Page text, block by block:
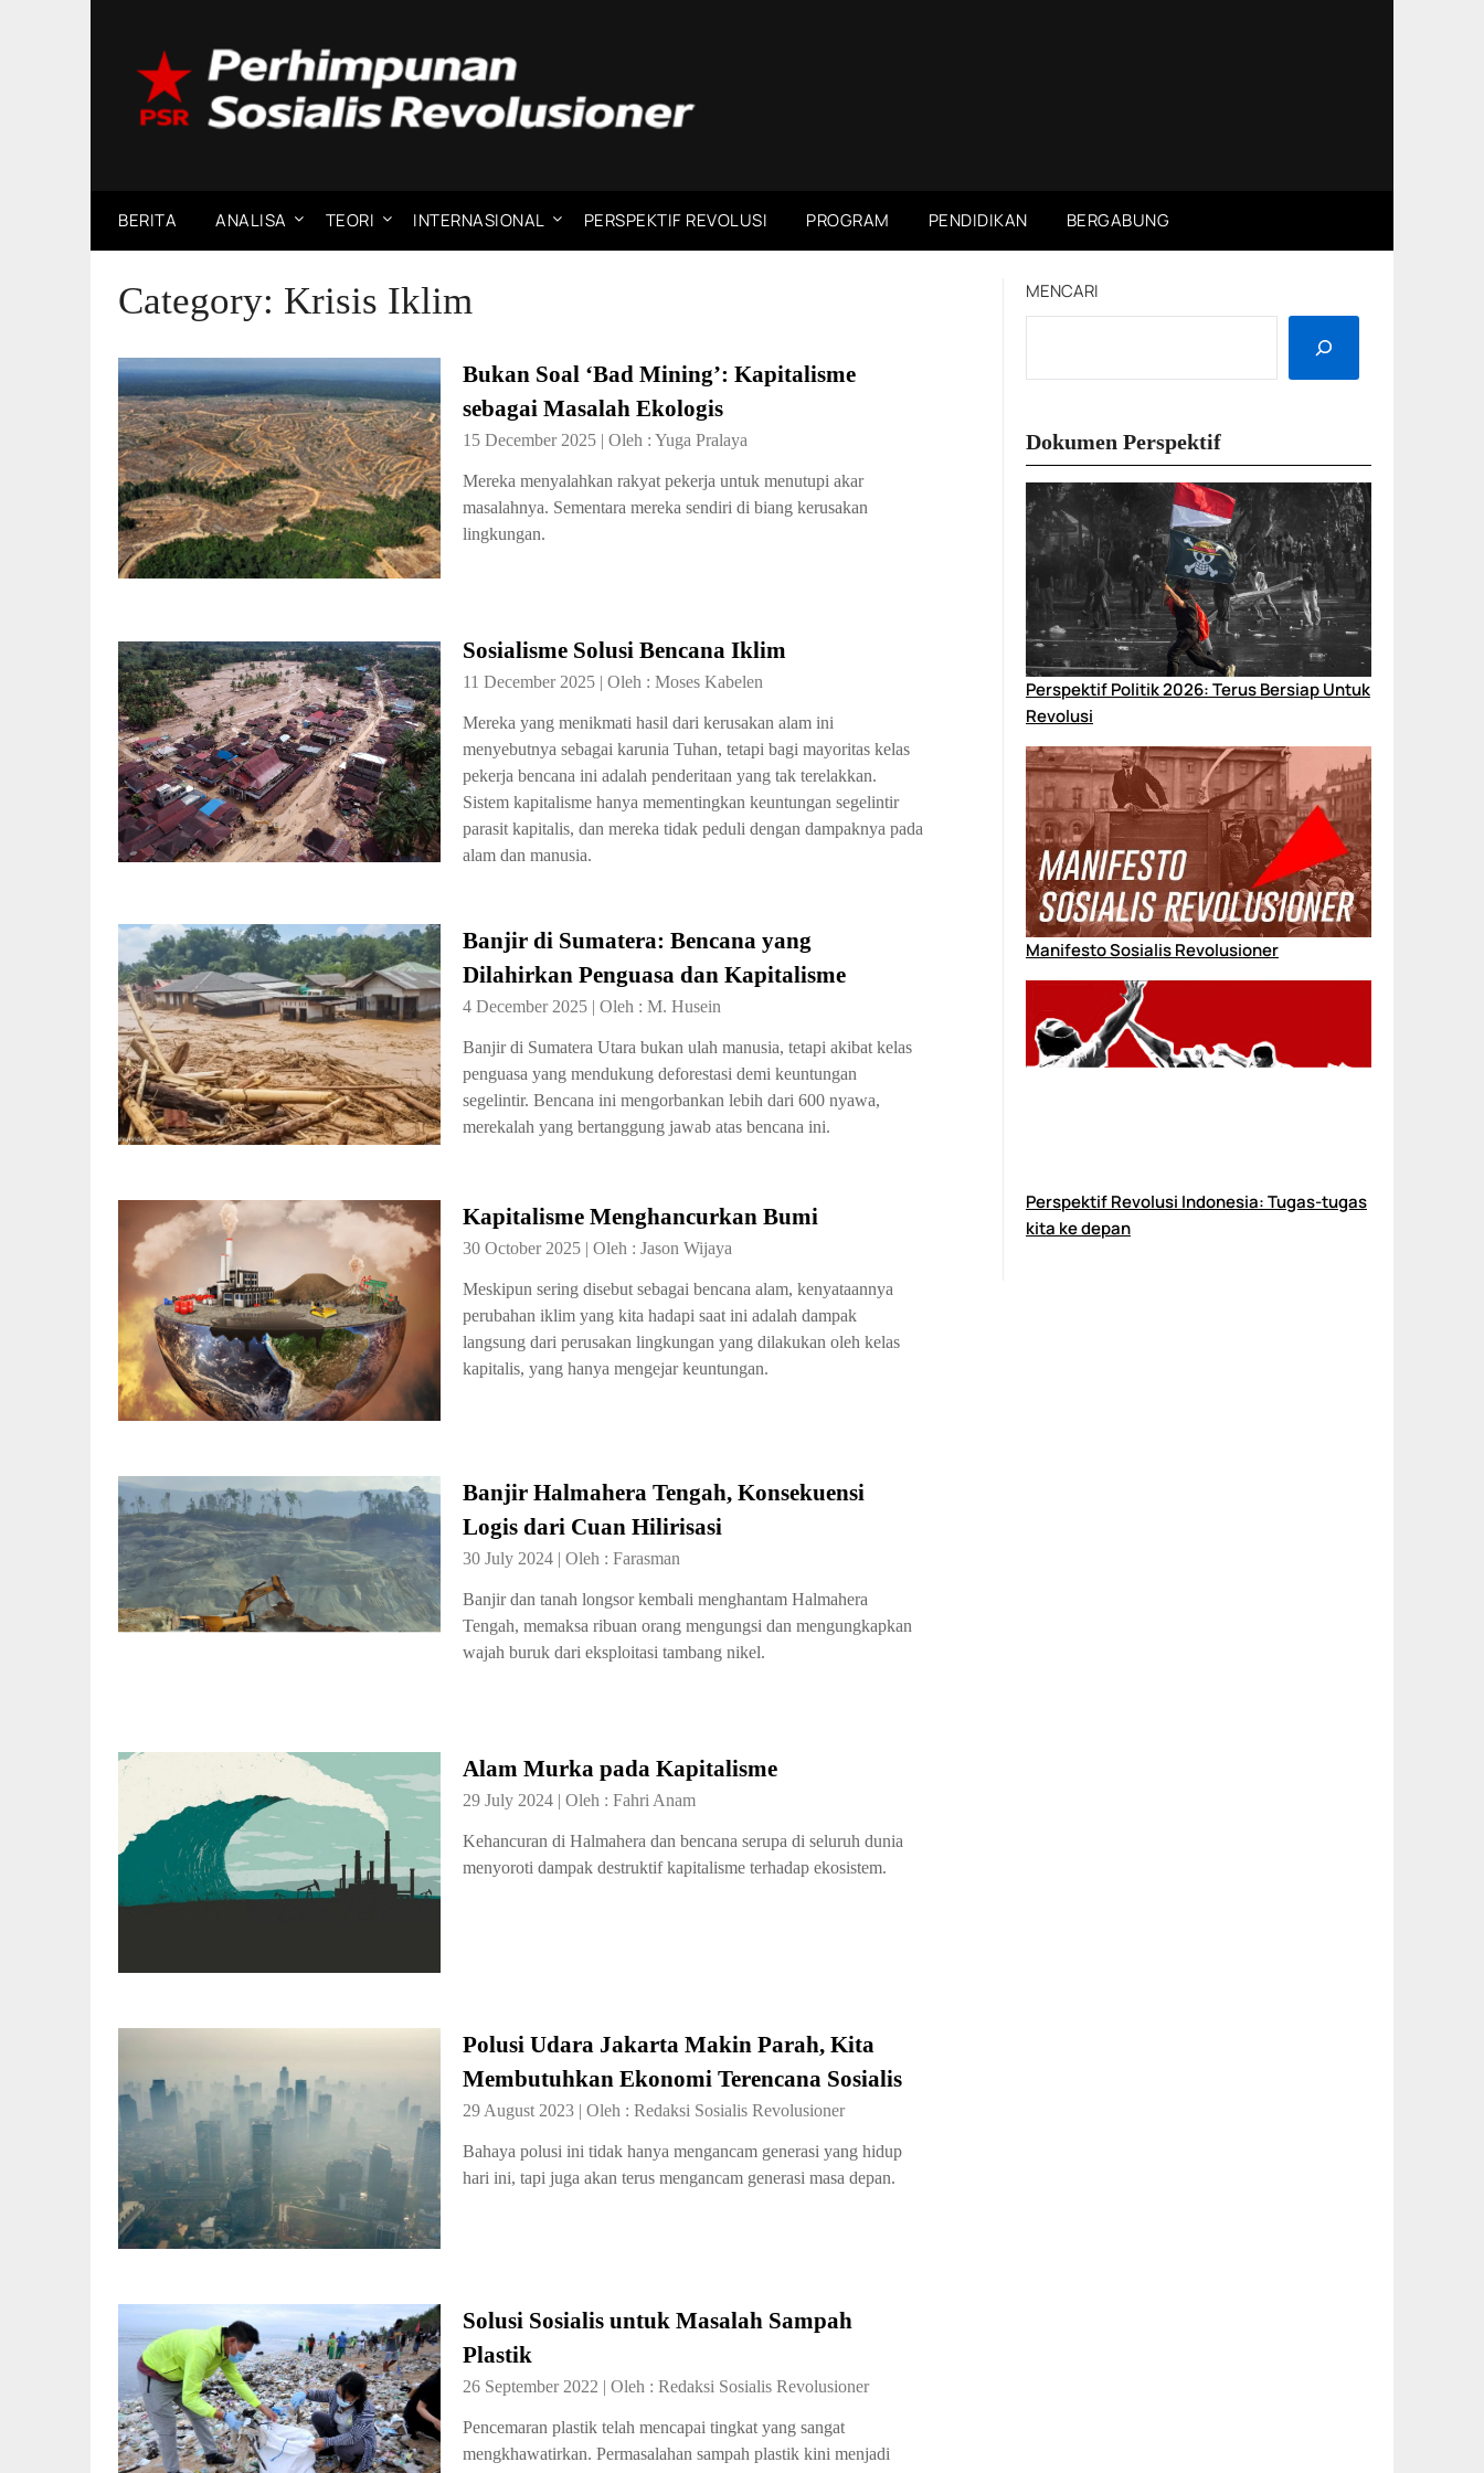
BERITA ANALISA TEORI INTERNASIONAL PERSPEKTIF REVOLUSI PROGRAM PENDIDIKAN BERGABUNG
Category: Krisis Iklim
Bukan Soal ‘Bad Mining’: Kapitalisme
sebagai Masalah Ekologis
15 December 2025 | Oleh : Yuga Pralaya
Mereka menyalahkan rakyat pekerja untuk menutupi akar
masalahnya. Sementara mereka sendiri di biang kerusakan
lingkungan.
Sosialisme Solusi Bencana Iklim
11 December 2025 | Oleh : Moses Kabelen
Mereka yang menikmati hasil dari kerusakan alam ini
menyebutnya sebagai karunia Tuhan, tetapi bagi mayoritas kelas
pekerja bencana ini adalah penderitaan yang tak terelakkan.
Sistem kapitalisme hanya mementingkan keuntungan segelintir
parasit kapitalis, dan mereka tidak peduli dengan dampaknya pada
alam dan manusia.
Banjir di Sumatera: Bencana yang
Dilahirkan Penguasa dan Kapitalisme
4 December 2025 | Oleh : M. Husein
Banjir di Sumatera Utara bukan ulah manusia, tetapi akibat kelas
penguasa yang mendukung deforestasi demi keuntungan
segelintir. Bencana ini mengorbankan lebih dari 600 nyawa,
merekalah yang bertanggung jawab atas bencana ini.
Kapitalisme Menghancurkan Bumi
30 October 2025 | Oleh : Jason Wijaya
Meskipun sering disebut sebagai bencana alam, kenyataannya
perubahan iklim yang kita hadapi saat ini adalah dampak
langsung dari perusakan lingkungan yang dilakukan oleh kelas
kapitalis, yang hanya mengejar keuntungan.
Banjir Halmahera Tengah, Konsekuensi
Logis dari Cuan Hilirisasi
30 July 2024 | Oleh : Farasman
Banjir dan tanah longsor kembali menghantam Halmahera
Tengah, memaksa ribuan orang mengungsi dan mengungkapkan
wajah buruk dari eksploitasi tambang nikel.
Alam Murka pada Kapitalisme
29 July 2024 | Oleh : Fahri Anam
Kehancuran di Halmahera dan bencana serupa di seluruh dunia
menyoroti dampak destruktif kapitalisme terhadap ekosistem.
Polusi Udara Jakarta Makin Parah, Kita
Membutuhkan Ekonomi Terencana Sosialis
29 August 2023 | Oleh : Redaksi Sosialis Revolusioner
Bahaya polusi ini tidak hanya mengancam generasi yang hidup
hari ini, tapi juga akan terus mengancam generasi masa depan.
Solusi Sosialis untuk Masalah Sampah
Plastik
26 September 2022 | Oleh : Redaksi Sosialis Revolusioner
Pencemaran plastik telah mencapai tingkat yang sangat
mengkhawatirkan. Permasalahan sampah plastik kini menjadi
MENCARI
Dokumen Perspektif
Perspektif Politik 2026: Terus Bersiap Untuk
Revolusi
Manifesto Sosialis Revolusioner
Perspektif Revolusi Indonesia: Tugas-tugas
kita ke depan